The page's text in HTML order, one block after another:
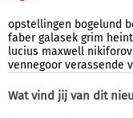
opstellingen bogelund
faber galasek grim
lucius maxwell nikiforov
vennegoor verassende
Wat vind jij van dit